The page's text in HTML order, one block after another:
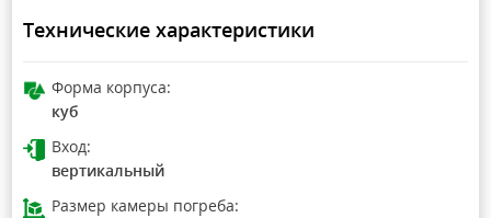
Технические характеристики
Форма корпуса:
куб
Вход:
вертикальный
Размер камеры погреба: